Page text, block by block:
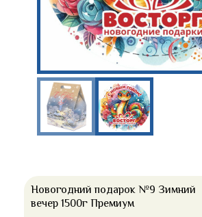
Новогодний подарок №9 Зимний
вечер 1500г Премиум